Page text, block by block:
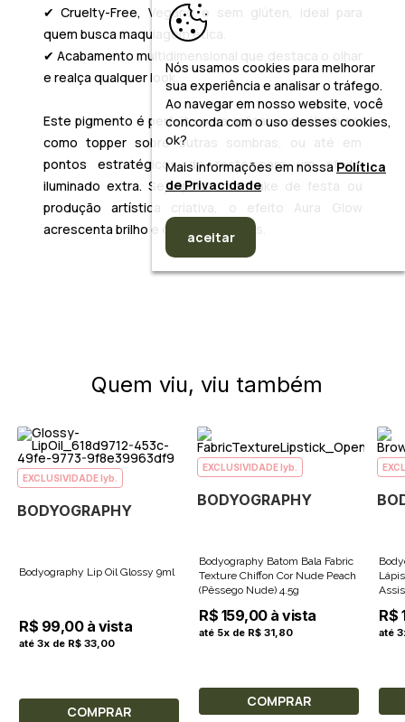
✔ Cruelty-Free, Vegano e sem glúten, ideal para
quem busca maquiagem ética.
✔ Acabamento multidimensional que destaca o olhar
e realça qualquer look.
Este pigmento é perfeito para aplicar nas pálpebras,
como topper sobre outras sombras, ou até em
pontos estratégicos do rosto para um efeito
iluminado extra. Seja para uma make de festa ou
produção artística criativa, o efeito Aura Glow
acrescenta brilho e dimensão únicas.
Quem viu, viu também
EXCLUSIVIDADE lyb.
BODYOGRAPHY
Bodyography Lip Oil Glossy 9ml
R$ 99,00 à vista
até 3x de R$ 33,00
COMPRAR
EXCLUSIVIDADE lyb.
BODYOGRAPHY
Bodyography Batom Bala Fabric
Texture Chiffon Cor Nude Peach
(Pêssego Nude) 4.5g
R$ 159,00 à vista
até 5x de R$ 31,80
COMPRAR
R$
até
Nós usamos cookies para melhorar
sua experiência e analisar o tráfego.
Ao navegar em nosso website, você
concorda com o uso desses cookies,
ok?
Mais informações em nossaPolítica
de Privacidade
aceitar